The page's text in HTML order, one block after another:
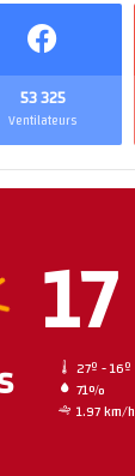
53 325
Ventilateurs
17
27º - 16º
71%
1.97 km/h